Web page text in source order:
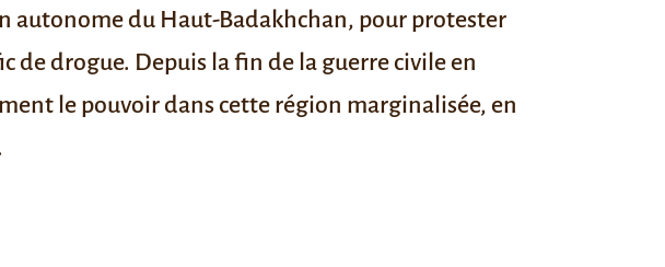
autonome du Haut-Badakhchan, pour protester
de drogue. Depuis la fin de la guerre civile en
le pouvoir dans cette région marginalisée, en